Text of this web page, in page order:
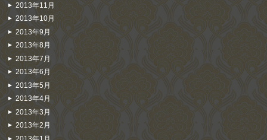
2013年11月
2013年10月
2013年9月
2013年8月
2013年7月
2013年6月
2013年5月
2013年4月
2013年3月
2013年2月